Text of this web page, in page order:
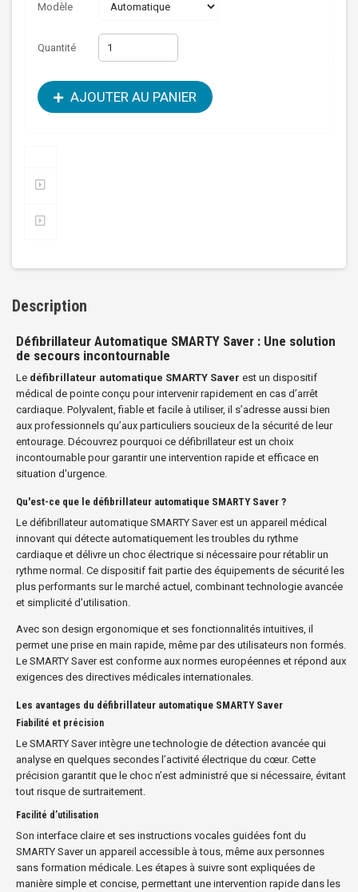
Modèle
Quantité
AJOUTER AU PANIER
Description
Défibrillateur Automatique SMARTY Saver : Une solution
de secours incontournable
Le défibrillateur automatique SMARTY Saver est un dispositif
médical de pointe conçu pour intervenir rapidement en cas d’arrêt
cardiaque. Polyvalent, fiable et facile à utiliser, il s’adresse aussi bien
aux professionnels qu’aux particuliers soucieux de la sécurité de leur
entourage. Découvrez pourquoi ce défibrillateur est un choix
incontournable pour garantir une intervention rapide et efficace en
situation d'urgence.
Qu'est-ce que le défibrillateur automatique SMARTY Saver ?
Le défibrillateur automatique SMARTY Saver est un appareil médical
innovant qui détecte automatiquement les troubles du rythme
cardiaque et délivre un choc électrique si nécessaire pour rétablir un
rythme normal. Ce dispositif fait partie des équipements de sécurité les
plus performants sur le marché actuel, combinant technologie avancée
et simplicité d’utilisation.
Avec son design ergonomique et ses fonctionnalités intuitives, il
permet une prise en main rapide, même par des utilisateurs non formés.
Le SMARTY Saver est conforme aux normes européennes et répond aux
exigences des directives médicales internationales.
Les avantages du défibrillateur automatique SMARTY Saver
Fiabilité et précision
Le SMARTY Saver intègre une technologie de détection avancée qui
analyse en quelques secondes l’activité électrique du cœur. Cette
précision garantit que le choc n’est administré que si nécessaire, évitant
tout risque de surtraitement.
Facilité d’utilisation
Son interface claire et ses instructions vocales guidées font du
SMARTY Saver un appareil accessible à tous, même aux personnes
sans formation médicale. Les étapes à suivre sont expliquées de
manière simple et concise, permettant une intervention rapide dans les